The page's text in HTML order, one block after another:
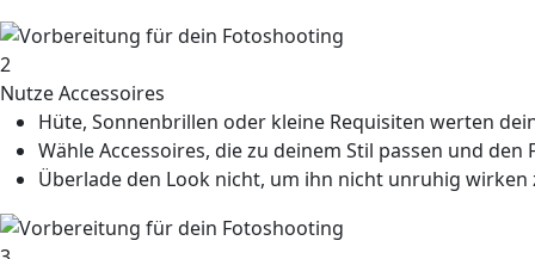
2
Nutze Accessoires
Hüte, Sonnenbrillen oder kleine Requisiten werten
Wähle Accessoires, die zu deinem Stil passen und
Überlade den Look nicht, um ihn nicht unruhig wirken